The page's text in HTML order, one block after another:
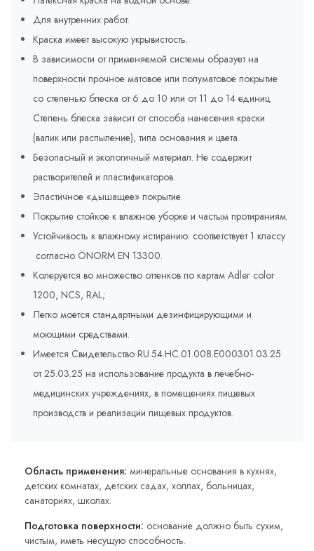
Для внутренних работ.
Краска имеет высокую укрывистость.
В зависимости от применяемой системы образует на
поверхности прочное матовое или полуматовое покрытие
со степенью блеска от 6 до 10 или от 11 до 14 единиц.
Степень блеска зависит от способа нанесения краски
(валик или распыление), типа основания и цвета.
Безопасный и экологичный материал. Не содержит
растворителей и пластификаторов.
Эластичное «дышащее» покрытие.
Покрытие стойкое к влажное уборке и частым протираниям.
Устойчивость к влажному истиранию: соответствует 1 классу
согласно ÖNORM EN 13300.
Колеруется во множество оттенков по картам Adler соlor
1200, NCS, RAL;
Легко моется стандартными дезинфицирующими и
моющими средствами.
Имеется Свидетельство RU.54.HC.01.008.E000301.03.25
от 25.03.25 на использование продукта в лечебно-
медицинских учреждениях, в помещениях пищевых
производств и реализации пищевых продуктов.
Область применения: минеральные основания в кухнях,
детских комнатах, детских садах, холлах, больницах,
санаториях, школах.
Подготовка поверхности: основание должно быть сухим,
чистым, иметь несущую способность.